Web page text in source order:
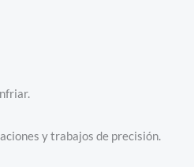
y trabajos de precisión.